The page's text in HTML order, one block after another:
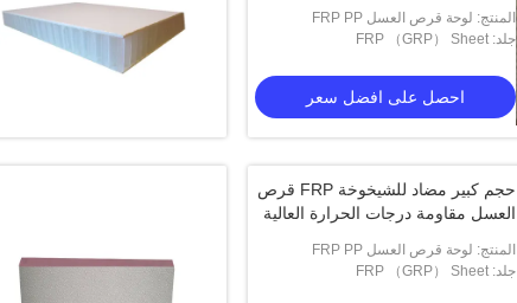
المنتج: لوحة قرص العسل FRP PP
جلد: FRP （GRP） Sheet
احصل على افضل سعر
حجم كبير مضاد للشيخوخة FRP قرص
العسل مقاومة درجات الحرارة العالية
المنتج: لوحة قرص العسل FRP PP
جلد: FRP （GRP） Sheet